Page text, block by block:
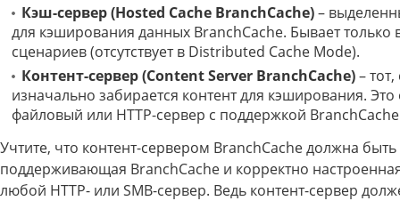
Кэш-сервер (Hosted Cache BranchCache)–
для кэширования данных BranchCache. Бывает только
сценариев (отсутствует в Distributed Cache Mode).
Контент-сервер (Content Server BranchCache)– тот,
изначально забирается контент для кэширования.
файловый или HTTP-сервер с поддержкой
Учтите, что контент-сервером BranchCache должна быть
поддерживающая BranchCache и корректно
любой HTTP- или SMB-сервер. Ведь контент-сервер